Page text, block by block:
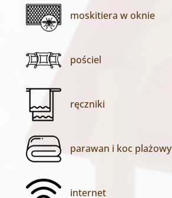
moskitiera w oknie
pościel
ręczniki
parawan i koc plażowy
internet